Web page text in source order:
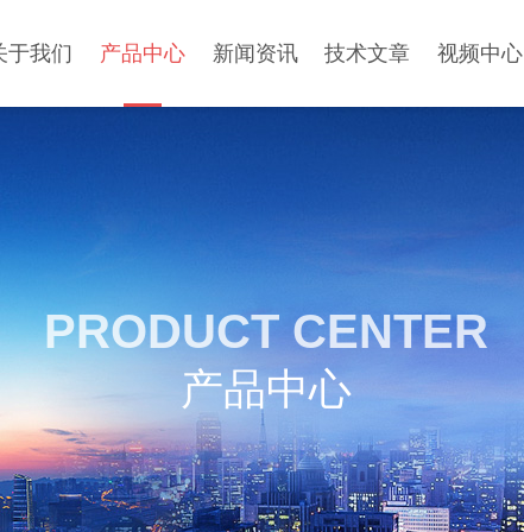
于我们 产品中心 新闻资讯 技术文章 视频中心
PRODUCT CENTER
产品中心